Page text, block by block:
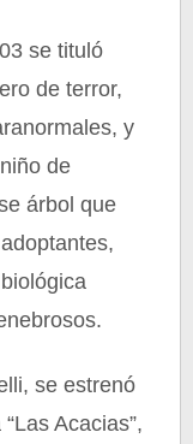
se tituló
de terror,
y
de
árbol que
se estrenó
Acacias”,